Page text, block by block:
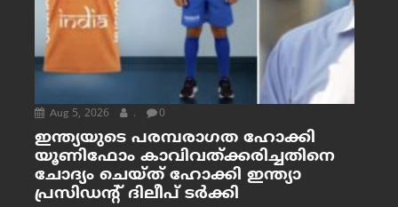
Aug 5, 2026 . 0
ഇന്ത്യയുടെ പരമ്പരാഗത ഹോക്കി
യൂണിഫോം കാവിവത്ക്കരിച്ചതിനെ
ചോദ്യം ചെയ്ത് ഹോക്കി ഇന്ത്യാ
പ്രസിഡന്റ് ദിലീപ് ടര്‍ക്കി